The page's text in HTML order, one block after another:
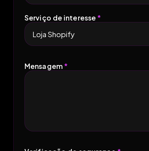
Serviço de interesse *
Mensagem *